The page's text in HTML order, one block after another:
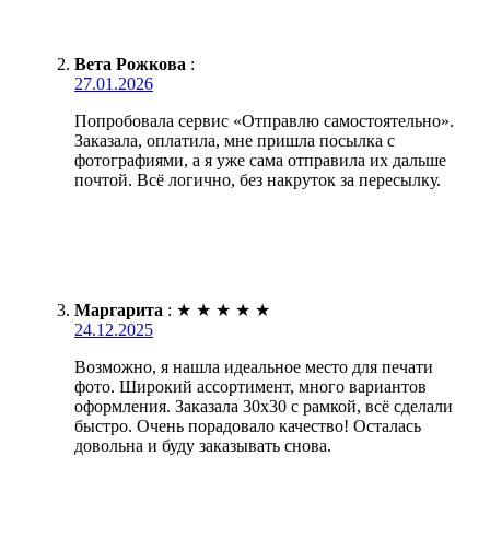
Вета Рожкова :
27.01.2026
Попробовала сервис «Отправлю самостоятельно».
Заказала, оплатила, мне пришла посылка с
фотографиями, а я уже сама отправила их дальше
почтой. Всё логично, без накруток за пересылку.
Маргарита : ★ ★ ★ ★ ★
24.12.2025
Возможно, я нашла идеальное место для печати
фото. Широкий ассортимент, много вариантов
оформления. Заказала 30х30 с рамкой, всё сделали
быстро. Очень порадовало качество! Осталась
довольна и буду заказывать снова.